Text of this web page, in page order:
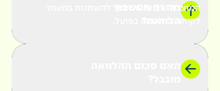
המוצג הוא משוער ויכול להשתנות במעמד
לקיחת ההלוואה בפועל.